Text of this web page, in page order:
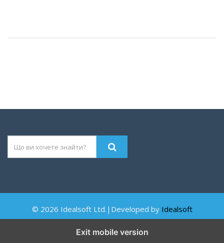
© 2026 Idealsoft Ltd.|Developed by Idealsoft
Exit mobile version